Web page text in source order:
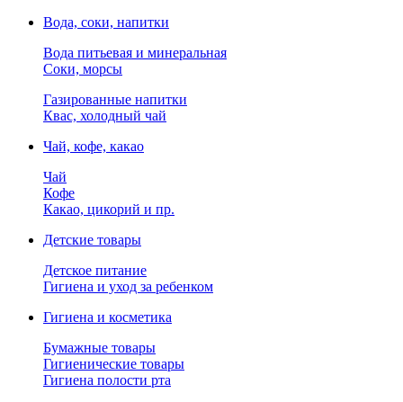
Вода, соки, напитки
Вода питьевая и минеральная
Соки, морсы
Газированные напитки
Квас, холодный чай
Чай, кофе, какао
Чай
Кофе
Какао, цикорий и пр.
Детские товары
Детское питание
Гигиена и уход за ребенком
Гигиена и косметика
Бумажные товары
Гигиенические товары
Гигиена полости рта